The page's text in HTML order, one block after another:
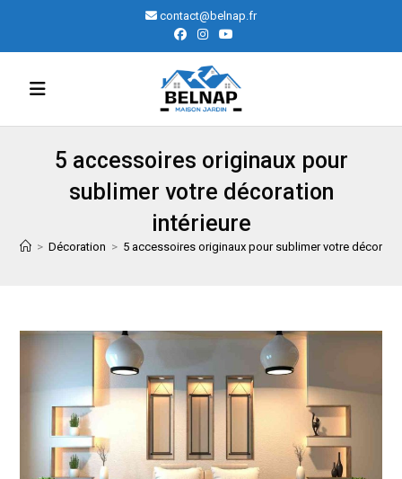
content
contact@belnap.fr
5 accessoires originaux pour
sublimer votre décoration
intérieure
> Décoration > 5 accessoires originaux pour sublimer votre